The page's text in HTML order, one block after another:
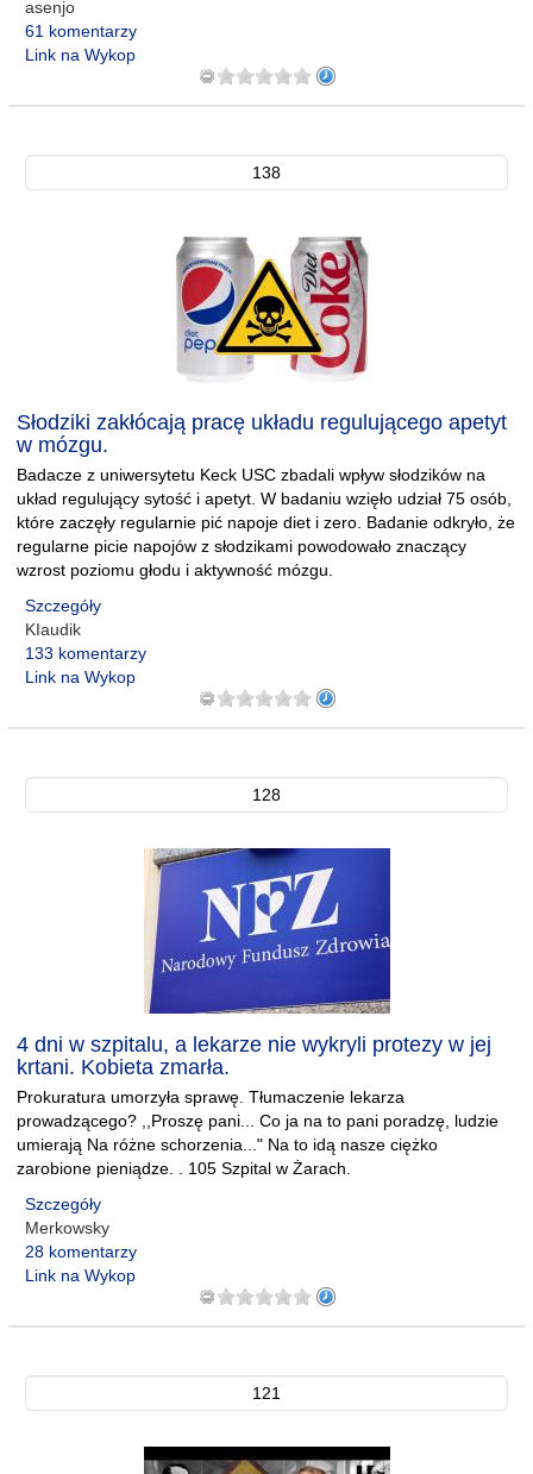
asenjo
61 komentarzy
Link na Wykop
138
Słodziki zakłócają pracę układu regulującego apetyt
w mózgu.
Badacze z uniwersytetu Keck USC zbadali wpływ słodzików na
układ regulujący sytość i apetyt. W badaniu wzięło udział 75 osób,
które zaczęły regularnie pić napoje diet i zero. Badanie odkryło, że
regularne picie napojów z słodzikami powodowało znaczący
wzrost poziomu głodu i aktywność mózgu.
Szczegóły
KIaudik
133 komentarzy
Link na Wykop
128
4 dni w szpitalu, a lekarze nie wykryli protezy w jej
krtani. Kobieta zmarła.
Prokuratura umorzyła sprawę. Tłumaczenie lekarza
prowadzącego? ,,Proszę pani... Co ja na to pani poradzę, ludzie
umierają Na różne schorzenia..." Na to idą nasze ciężko
zarobione pieniądze. . 105 Szpital w Żarach.
Szczegóły
Merkowsky
28 komentarzy
Link na Wykop
121